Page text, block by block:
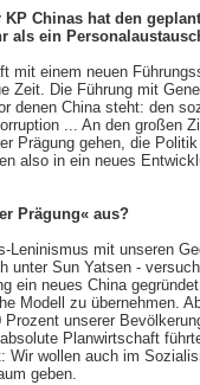
Chinas hat den
als ein
mit einem neuen
Zeit. Die Führung mit
denen China steht: den
... An den großen
Prägung gehen, die
also in ein neues
Prägung« aus?
Leninismus mit unseren
unter Sun Yatsen -
ein neues China
Modell zu übernehmen.
unserer
Planwirtschaft
Wir wollen auch im
geben.